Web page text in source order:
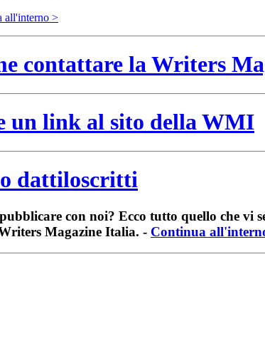
all'interno >
contattare la Writers
un link al sito della WMI
dattiloscritti
con noi? Ecco tutto quello che vi
Magazine Italia. - Continua